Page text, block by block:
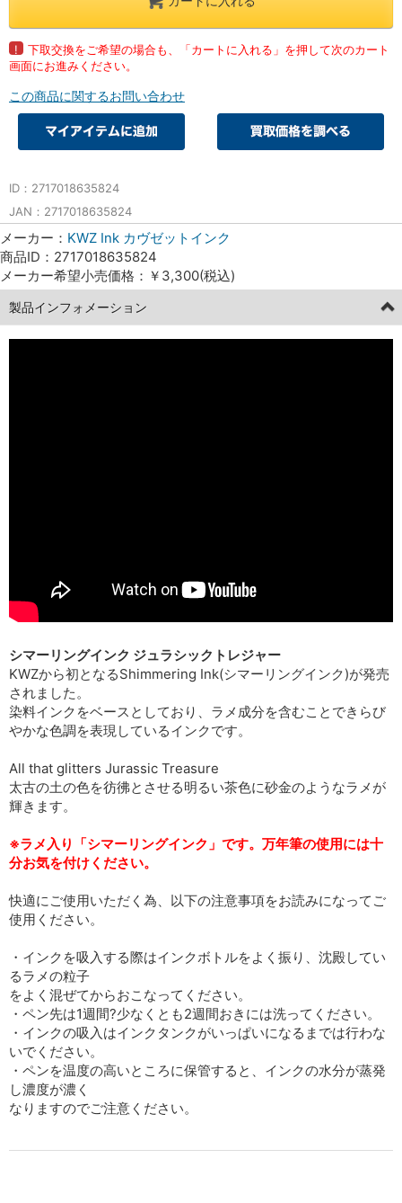
!
下取交換をご希望の場合も、「カートに入れる」を押して次のカート
画面にお進みください。
この商品に関するお問い合わせ
ID：2717018635824
JAN：2717018635824
メーカー： KWZ Ink カヴゼットインク
商品ID：2717018635824
メーカー希望小売価格：￥3,300(税込)
製品インフォメーション
シマーリングインク ジュラシックトレジャー
KWZから初となるShimmering Ink(シマーリングインク)が発売
されました。
染料インクをベースとしており、ラメ成分を含むことできらび
やかな色調を表現しているインクです。
All that glitters Jurassic Treasure
太古の土の色を彷彿とさせる明るい茶色に砂金のようなラメが
輝きます。
※ラメ入り「シマーリングインク」です。万年筆の使用には十
分お気を付けください。
快適にご使用いただく為、以下の注意事項をお読みになってご
使用ください。
・インクを吸入する際はインクボトルをよく振り、沈殿してい
るラメの粒子
をよく混ぜてからおこなってください。
・ペン先は1週間?少なくとも2週間おきには洗ってください。
・インクの吸入はインクタンクがいっぱいになるまでは行わな
いでください。
・ペンを温度の高いところに保管すると、インクの水分が蒸発
し濃度が濃く
なりますのでご注意ください。